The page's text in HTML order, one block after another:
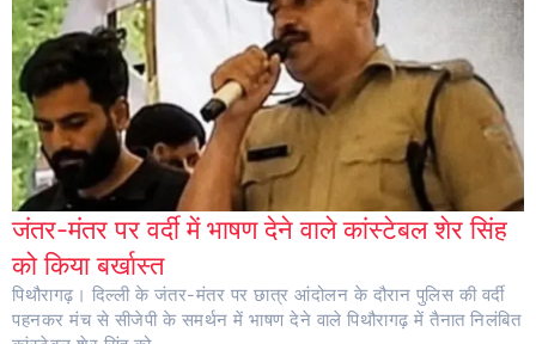
जंतर-मंतर पर वर्दी में भाषण देने वाले कांस्टेबल शेर सिंह
को किया बर्खास्त
पिथौरागढ़। दिल्ली के जंतर-मंतर पर छात्र आंदोलन के दौरान पुलिस की वर्दी
पहनकर मंच से सीजेपी के समर्थन में भाषण देने वाले पिथौरागढ़ में तैनात निलंबित